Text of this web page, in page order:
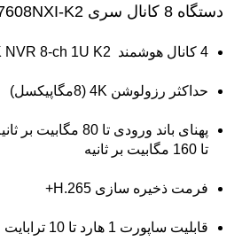
دستگاه 8 کانال سری DS-7608NXI-K2
4 کانال هوشمند NVR 8-ch 1U K2
حداکثر رزولوشن 4K (8مگاپیکسل)
پهنای باند ورودی تا
تا 160 مگابیت بر ثانیه
فرمت ذخیره سازی H.265+
قابلیت ساپورت 1 هارد تا 10 ترابایت